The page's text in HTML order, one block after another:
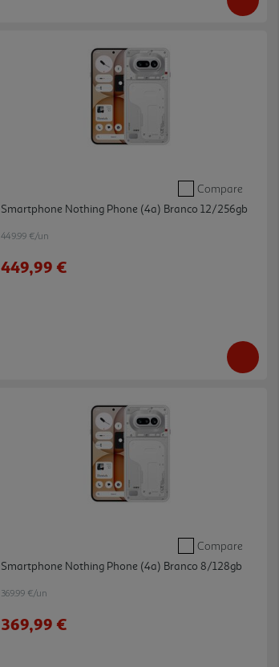
Compare
Smartphone Nothing Phone (4a) Branco 12/256gb
449.99 €/un
449,99 €
Compare
Smartphone Nothing Phone (4a) Branco 8/128gb
369.99 €/un
369,99 €